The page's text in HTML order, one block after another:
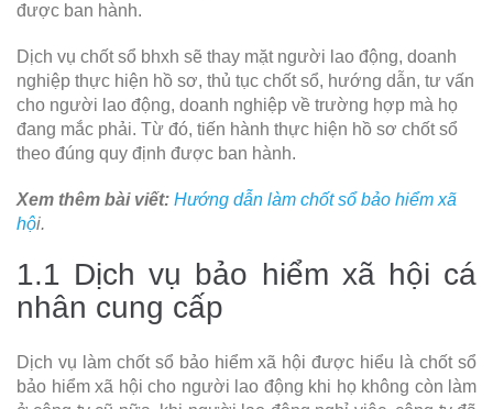
được ban hành.
Dịch vụ chốt sổ bhxh sẽ thay mặt người lao động, doanh
nghiệp thực hiện hồ sơ, thủ tục chốt sổ, hướng dẫn, tư vấn
cho người lao động, doanh nghiệp về trường hợp mà họ
đang mắc phải. Từ đó, tiến hành thực hiện hồ sơ chốt sổ
theo đúng quy định được ban hành.
Xem thêm bài viết: Hướng dẫn làm chốt sổ bảo hiểm xã
hội.
1.1 Dịch vụ bảo hiểm xã hội cá
nhân cung cấp
Dịch vụ làm chốt sổ bảo hiểm xã hội được hiểu là chốt sổ
bảo hiểm xã hội cho người lao động khi họ không còn làm